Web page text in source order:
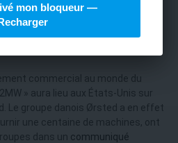
États-Unis pour les
commercial au monde du
» aura lieu aux États-Unis sur
Le groupe danois Ørsted a en effet
une centaine de machines, ont
dans un communiqué
mon bloqueur —